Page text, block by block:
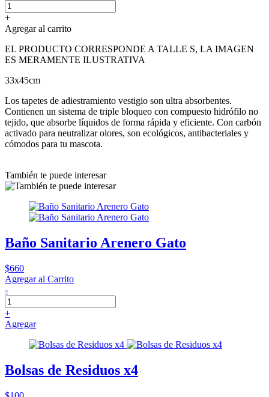
+
Agregar al carrito
EL PRODUCTO CORRESPONDE A TALLE S, LA IMAGEN
ES MERAMENTE ILUSTRATIVA
33x45cm
Los tapetes de adiestramiento vestigio son ultra absorbentes.
Contienen un sistema de triple bloqueo con compuesto hidrófilo no
tejido, que absorbe líquidos de forma rápida y eficiente. Con carbón
activado para neutralizar olores, son ecológicos, antibacteriales y
cómodos para tu mascota.
También te puede interesar
Baño Sanitario Arenero Gato
$660
Agregar al Carrito
-
+
Agregar
Bolsas de Residuos x4